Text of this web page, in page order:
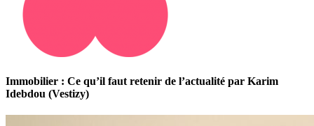
Immobilier : Ce qu’il faut retenir de l’actualité par Karim
Idebdou (Vestizy)